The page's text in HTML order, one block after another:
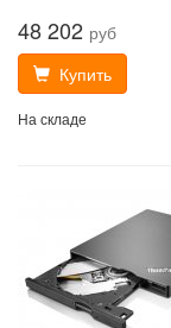
48 202 руб
Купить
На складе